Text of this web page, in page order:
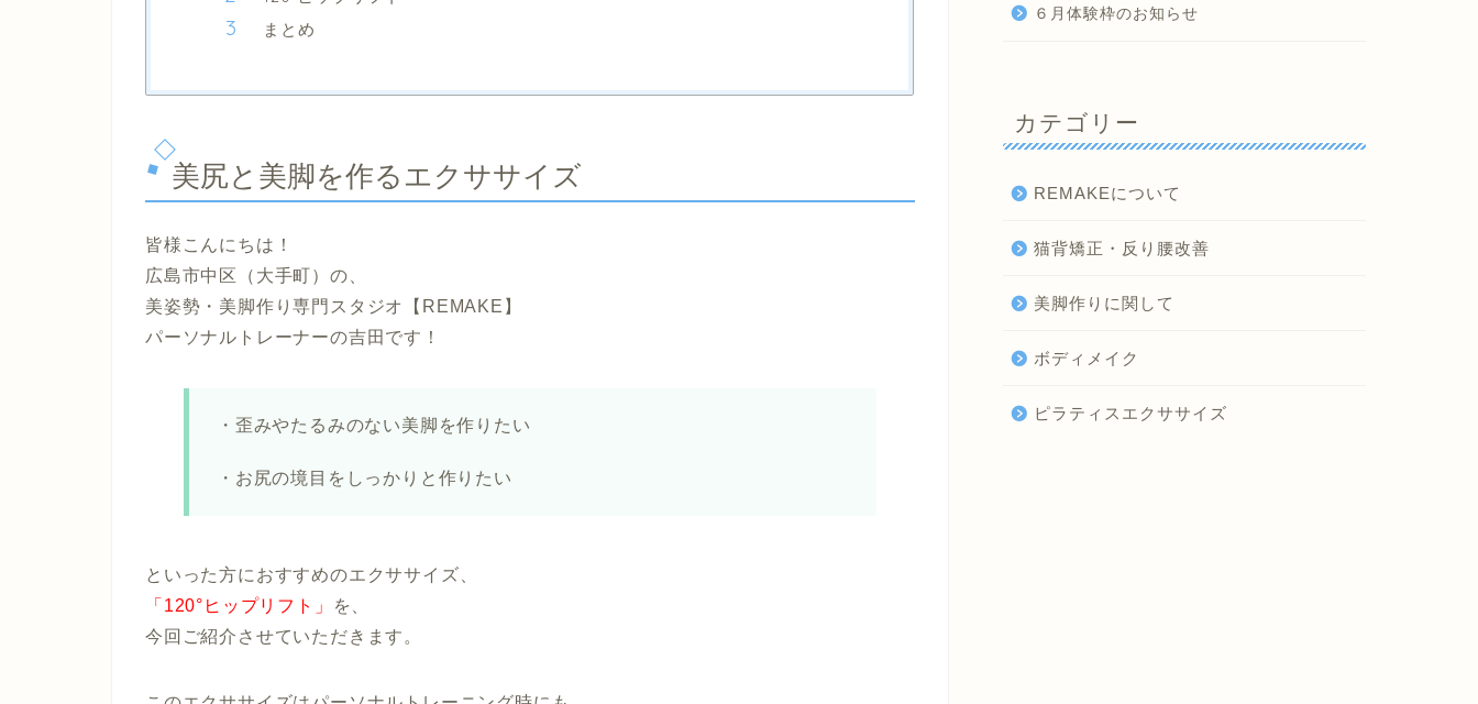
まとめ
美尻と美脚を作るエクササイズ
皆様こんにちは！
広島市中区（大手町）の、
美姿勢・美脚作り専門スタジオ【REMAKE】
パーソナルトレーナーの吉田です！
・歪みやたるみのない美脚を作りたい
・お尻の境目をしっかりと作りたい
といった方におすすめのエクササイズ、
「120°ヒップリフト」
を、
今回ご紹介させていただきます。
６月体験枠のお知らせ
カテゴリー
REMAKEについて
猫背矯正・反り腰改善
美脚作りに関して
ボディメイク
ピラティスエクササイズ